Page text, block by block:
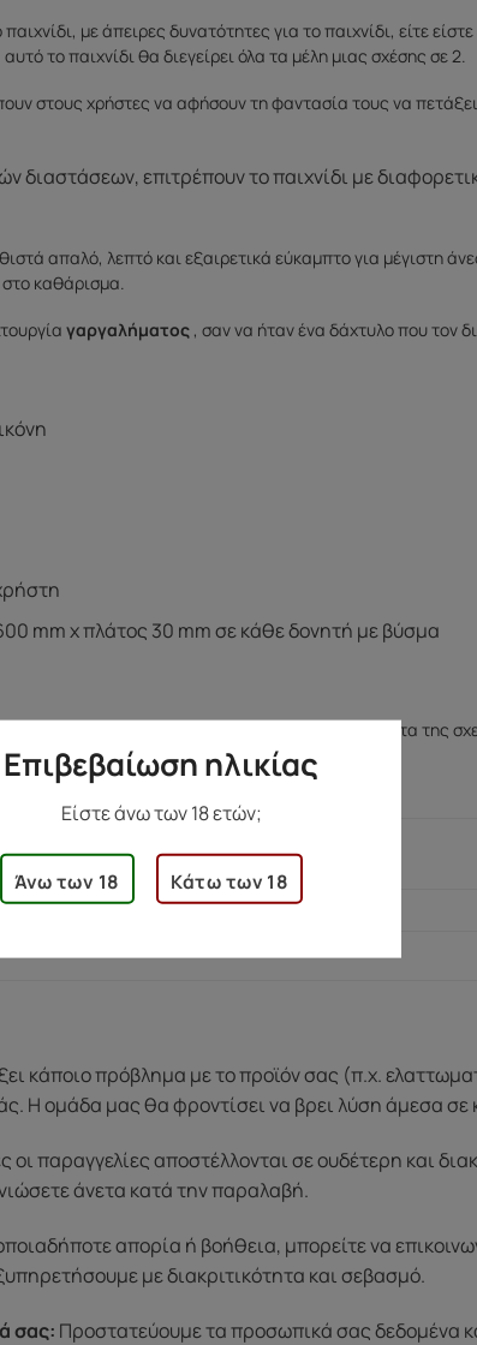
με άπειρες δυνατότητες για το παιχνίδι, είτε
το παιχνίδι θα διεγείρει όλα τα μέλη μιας σχέσης σε 2.
στους χρήστες να αφήσουν τη φαντασία τους να
διαστάσεων, επιτρέπουν το παιχνίδι με
απαλό, λεπτό και εξαιρετικά εύκαμπτο για μέγιστη
στο καθάρισμα.
γαργαλήματος, σαν να ήταν ένα δάχτυλο που τον
mm x πλάτος 30 mm σε κάθε δονητή με βύσμα
απαιτητικά πρότυπα ποιότητας, όλα τα προϊόντα της
5 × 21 × 12,7 εκ.
κάποιο πρόβλημα με το προϊόν σας (π.χ.
Η ομάδα μας θα φροντίσει να βρει λύση άμεσα σε
οι παραγγελίες αποστέλλονται σε ουδέτερη και
άνετα κατά την παραλαβή.
απορία ή βοήθεια, μπορείτε να
με διακριτικότητα και σεβασμό.
σας: Προστατεύουμε τα προσωπικά σας δεδομένα
Επιβεβαίωση ηλικίας
Είστε άνω των 18 ετών;
Άνω των 18 Κάτω των 18